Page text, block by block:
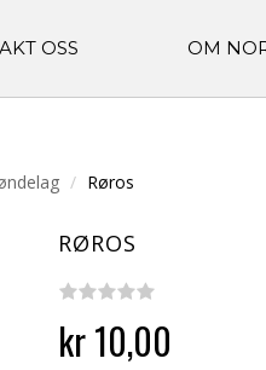
OSS OM
Røros
RØROS
kr 10,00